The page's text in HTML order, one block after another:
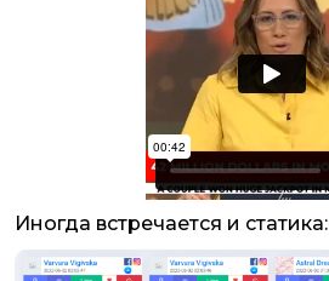
Иногда встречается и статика: